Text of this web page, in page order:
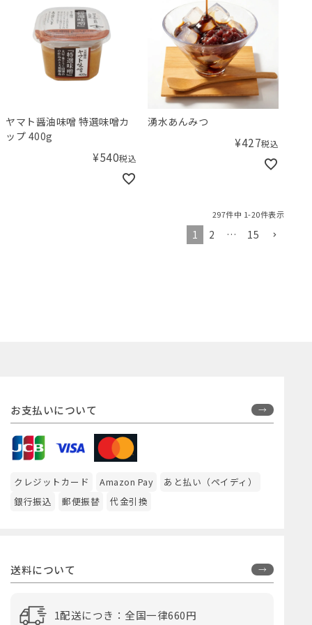
ヤマト醤油味噌 特選味噌カ
ップ 400g
¥540税込
湧水あんみつ
¥427税込
297件中 1-20件表示
1 2 … 15
お支払いについて
クレジットカード Amazon Pay
あと払い（ペイディ）
銀行振込
郵便振替 代金引換
送料について
1配送につき：全国一律660円